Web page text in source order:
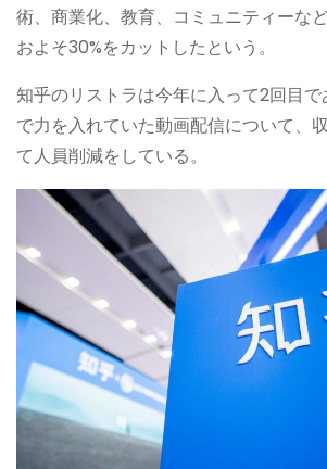
術、商業化、教育、コミュニティーな
およそ30%をカットしたという。
知乎のリストラは今年に入って2回目
で力を入れていた動画配信について、
て人員削減をしている。